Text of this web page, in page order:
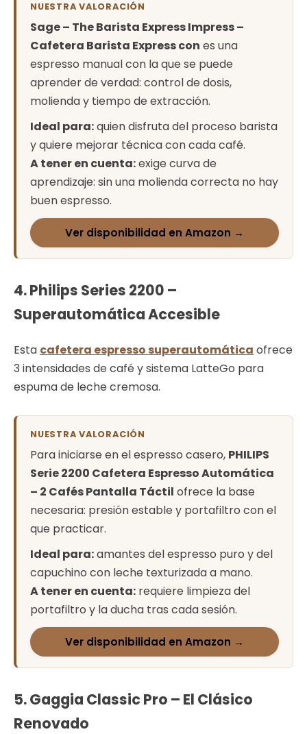
NUESTRA VALORACIÓN
Sage – The Barista Express Impress –
Cafetera Barista Express con es una
espresso manual con la que se puede
aprender de verdad: control de dosis,
molienda y tiempo de extracción.
Ideal para:quien disfruta del proceso barista
y quiere mejorar técnica con cada café.
A tener en cuenta:exige curva de
aprendizaje: sin una molienda correcta no hay
buen espresso.
Ver disponibilidad en Amazon →
4. Philips Series 2200 –
Superautomática Accesible
Esta cafetera espresso superautomática ofrece
3 intensidades de café y sistema LatteGo para
espuma de leche cremosa.
NUESTRA VALORACIÓN
Para iniciarse en el espresso casero, PHILIPS
Serie 2200 Cafetera Espresso Automática
– 2 Cafés Pantalla Táctil ofrece la base
necesaria: presión estable y portafiltro con el
que practicar.
Ideal para:amantes del espresso puro y del
capuchino con leche texturizada a mano.
A tener en cuenta: requiere limpieza del
portafiltro y la ducha tras cada sesión.
Ver disponibilidad en Amazon →
5. Gaggia Classic Pro – El Clásico
Renovado